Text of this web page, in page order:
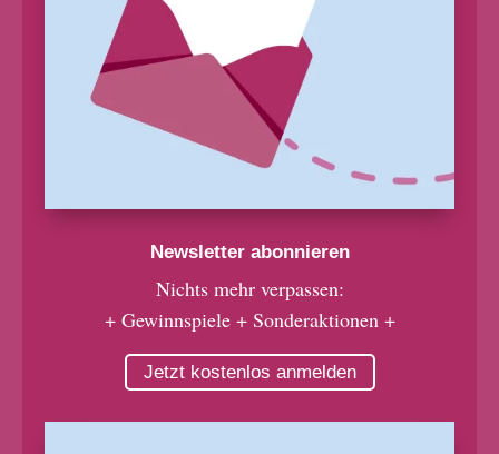
Newsletter abonnieren
Nichts mehr verpassen:
+ Gewinnspiele + Sonderaktionen +
Jetzt kostenlos anmelden